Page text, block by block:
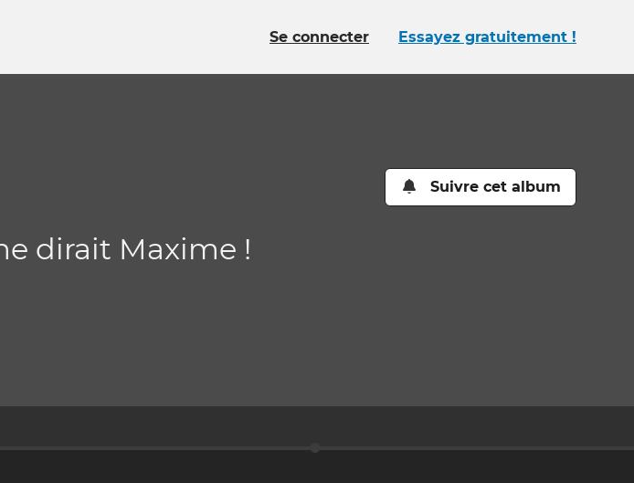
Se connecter Essayez gratuitement !
Suivre cet album
dirait Maxime !